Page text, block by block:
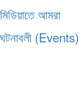
মিডিয়াতে আমরা
ঘটনাবলী (Events)